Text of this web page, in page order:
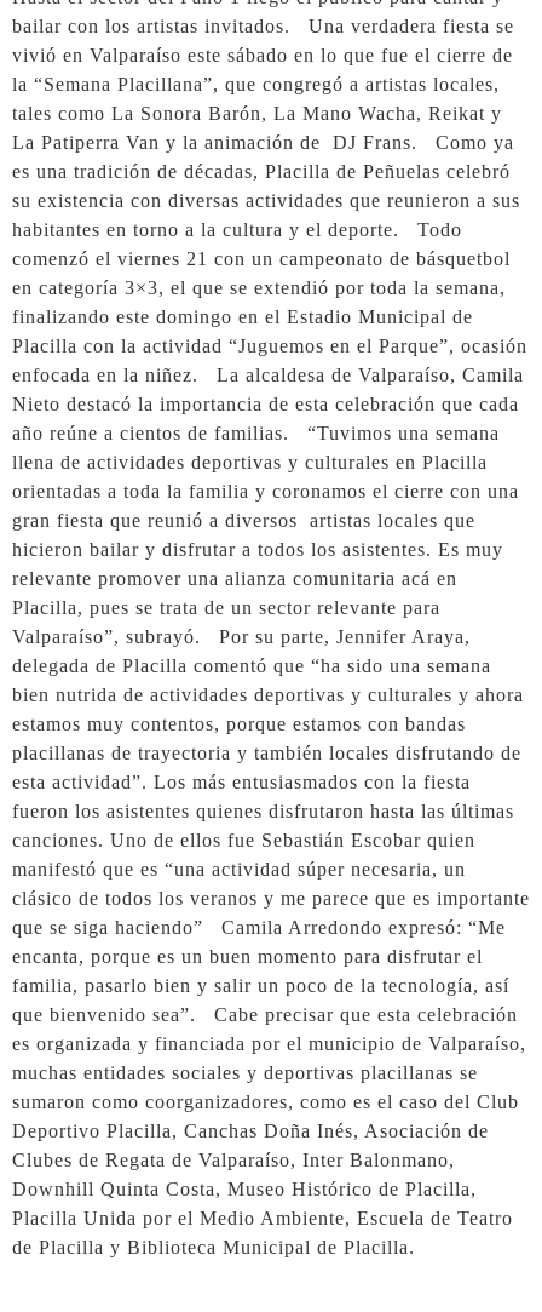
bailar con los artistas invitados. Una verdadera fiesta se
vivió en Valparaíso este sábado en lo que fue el cierre de
la “Semana Placillana”, que congregó a artistas locales,
tales como La Sonora Barón, La Mano Wacha, Reikat y
La Patiperra Van y la animación de DJ Frans. Como ya
es una tradición de décadas, Placilla de Peñuelas celebró
su existencia con diversas actividades que reunieron a sus
habitantes en torno a la cultura y el deporte. Todo
comenzó el viernes 21 con un campeonato de básquetbol
en categoría 3×3, el que se extendió por toda la semana,
finalizando este domingo en el Estadio Municipal de
Placilla con la actividad “Juguemos en el Parque”, ocasión
enfocada en la niñez. La alcaldesa de Valparaíso, Camila
Nieto destacó la importancia de esta celebración que cada
año reúne a cientos de familias. “Tuvimos una semana
llena de actividades deportivas y culturales en Placilla
orientadas a toda la familia y coronamos el cierre con una
gran fiesta que reunió a diversos artistas locales que
hicieron bailar y disfrutar a todos los asistentes. Es muy
relevante promover una alianza comunitaria acá en
Placilla, pues se trata de un sector relevante para
Valparaíso”, subrayó. Por su parte, Jennifer Araya,
delegada de Placilla comentó que “ha sido una semana
bien nutrida de actividades deportivas y culturales y ahora
estamos muy contentos, porque estamos con bandas
placillanas de trayectoria y también locales disfrutando de
esta actividad”. Los más entusiasmados con la fiesta
fueron los asistentes quienes disfrutaron hasta las últimas
canciones. Uno de ellos fue Sebastián Escobar quien
manifestó que es “una actividad súper necesaria, un
clásico de todos los veranos y me parece que es importante
que se siga haciendo” Camila Arredondo expresó: “Me
encanta, porque es un buen momento para disfrutar el
familia, pasarlo bien y salir un poco de la tecnología, así
que bienvenido sea”. Cabe precisar que esta celebración
es organizada y financiada por el municipio de Valparaíso,
muchas entidades sociales y deportivas placillanas se
sumaron como coorganizadores, como es el caso del Club
Deportivo Placilla, Canchas Doña Inés, Asociación de
Clubes de Regata de Valparaíso, Inter Balonmano,
Downhill Quinta Costa, Museo Histórico de Placilla,
Placilla Unida por el Medio Ambiente, Escuela de Teatro
de Placilla y Biblioteca Municipal de Placilla.